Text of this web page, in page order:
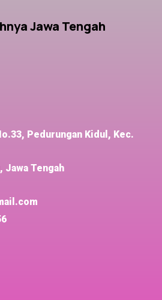
Jawa Tengah
Pedurungan Kidul, Kec.
Tengah